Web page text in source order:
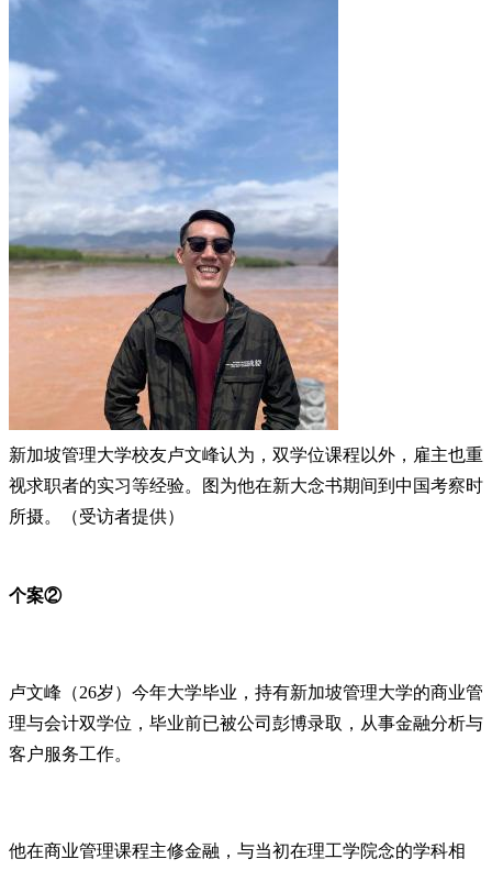
新加坡管理大学校友卢文峰认为，双学位课程以外，雇主也重
视求职者的实习等经验。图为他在新大念书期间到中国考察时
所摄。（受访者提供）
个案②
卢文峰（26岁）今年大学毕业，持有新加坡管理大学的商业管
理与会计双学位，毕业前已被公司彭博录取，从事金融分析与
客户服务工作。
他在商业管理课程主修金融，与当初在理工学院念的学科相